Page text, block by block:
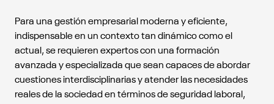
Para una gestión empresarial moderna y eficiente,
indispensable en un contexto tan dinámico como el
actual, se requieren expertos con una formación
avanzada y especializada que sean capaces de abordar
cuestiones interdisciplinarias y atender las necesidades
reales de la sociedad en términos de seguridad laboral,